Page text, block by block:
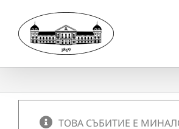
content
ТОВА СЪБИТИЕ Е